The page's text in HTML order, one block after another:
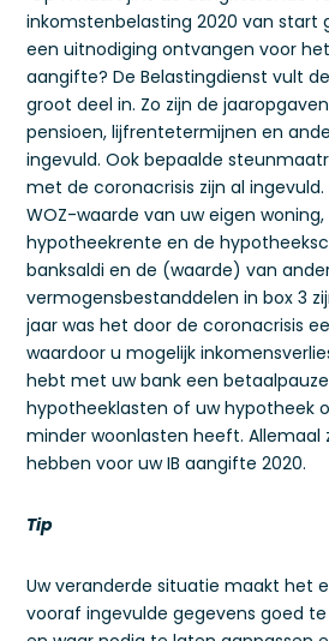
inkomstenbelasting 2020 van start
een uitnodiging ontvangen voor
aangifte? De Belastingdienst vult
groot deel in. Zo zijn de
pensioen, lijfrentetermijnen en
ingevuld. Ook bepaalde
met de coronacrisis zijn al
WOZ-waarde van uw eigen
hypotheekrente en de
banksaldi en de (waarde) van
vermogensbestanddelen in box 3
jaar was het door de coronacrisis
waardoor u mogelijk
hebt met uw bank een
hypotheeklasten of uw hypotheek
minder woonlasten heeft. Allemaal
hebben voor uw IB aangifte 2020.
Tip
Uw veranderde situatie maakt het
vooraf ingevulde gegevens goed